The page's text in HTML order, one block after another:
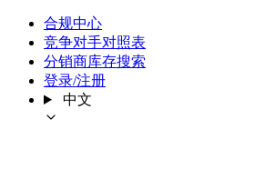
合规中心
竞争对手对照表
分销商库存搜索
登录/注册
中文